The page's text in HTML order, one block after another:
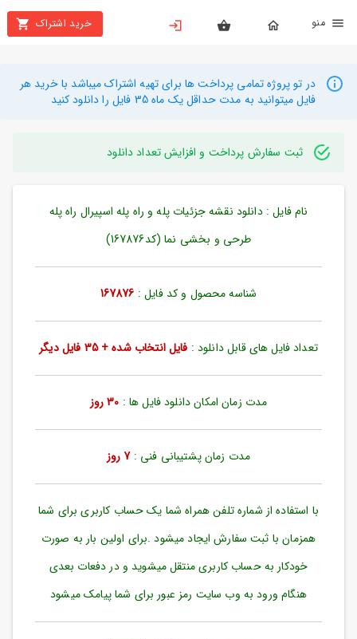
خرید اشتراک
بستن
محصولات
تهیه
راهنما
دانلود
ورود
به
بازیابی
رمز
مندی
ها
در تو پروژه تمامی پرداخت ها برای تهیه اشتراک میباشد با خرید هر
فایل میتوانید به مدت حداقل یک ماه 35 فایل را دانلود کنید
ثبت سفارش پرداخت و افزایش تعداد دانلود
نام فایل : دانلود نقشه جزئیات پله و راه پله اسپیرال راه پله
طرحی و بخشی نما (کد167876)
شناسه محصول و کد فایل : 167876
تعداد فایل های قابل دانلود : فایل انتخاب شده + 35 فایل دیگر
مدت زمان امکان دانلود فایل ها : 30 روز
مدت زمان پشتیبانی فنی :7 روز
با استفاده از شماره تلفن همراه شما یک حساب کاربری برای شما
همزمان با ثبت سفارش ایجاد میشود .برای اولین بار به صورت
خودکار به حساب کاربری منتقل میشوید و در دفعات بعدی
هنگام ورود به وب سایت رمز عبور برای شما پیامک میشود